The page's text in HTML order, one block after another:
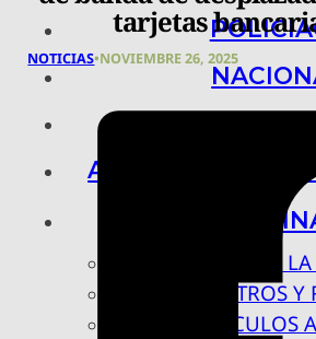
ARTE, CIENCIA Y
BAJO LA
RASTROS
VÍNCULOS
tarjetas
NOTICIAS•NOVIEMBRE 26, 2025